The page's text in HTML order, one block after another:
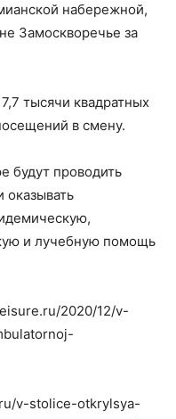
набережной,
Замоскворечье за
тысячи квадратных
в смену.
будут проводить
оказывать
и лучебную помощь
2020/12/v-
v-stolice-otkrylsya-